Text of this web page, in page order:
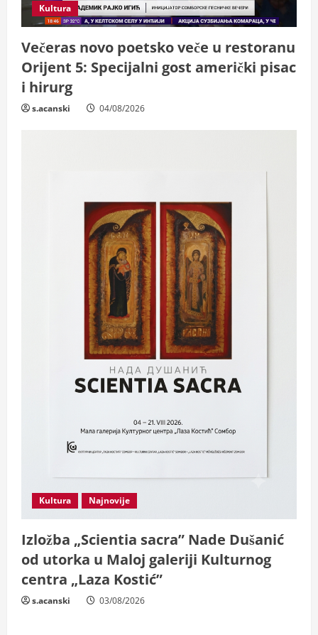
Kultura
Večeras novo poetsko veče u restoranu
Orijent 5: Specijalni gost američki pisac
i hirurg
s.acanski 04/08/2026
Kultura Najnovije
Izložba „Scientia sacra” Nade Dušanić
od utorka u Maloj galeriji Kulturnog
centra „Laza Kostić”
s.acanski 03/08/2026